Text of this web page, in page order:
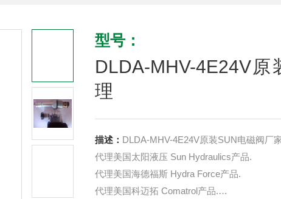
型号：
DLDA-MHV-4E24V
理
描述： DLDA-MHV-4E24V原装SUN电磁阀厂
代理美国太阳液压 Sun Hydraulics产品.
代理美国海德福斯 Hydra Force产品.
代理美国科迈拓 Comatrol产品.